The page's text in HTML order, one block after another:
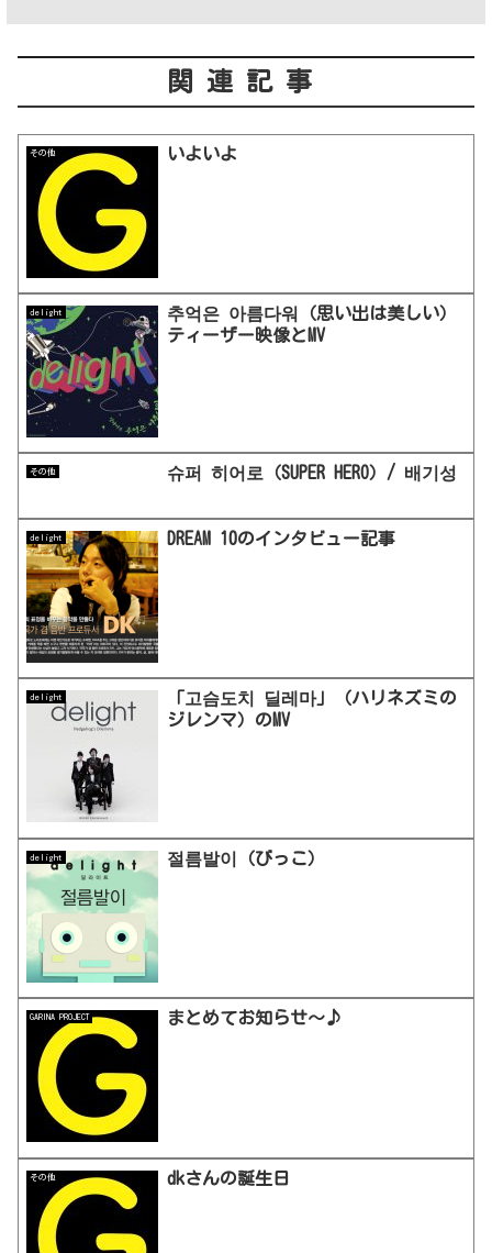
関連記事
その他 いよいよ
delight
추억은 아름다워（思い出は美しい）
ティーザー映像とMV
その他 슈퍼 히어로（SUPER HERO）/ 배기성
delight DREAM 10のインタビュー記事
delight
「고슴도치 딜레마」（ハリネズミの
ジレンマ）のMV
delight 절름발이（びっこ）
GARINA PROJECT まとめてお知らせ〜♪
その他 dkさんの誕生日